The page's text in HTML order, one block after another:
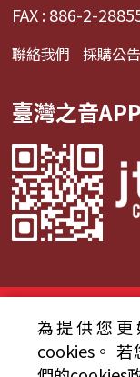
FAX : 886-2-
聯絡我們 採購公告
臺灣之音APP
© 2024財
資通安全政策
為提供您
cookies。 若